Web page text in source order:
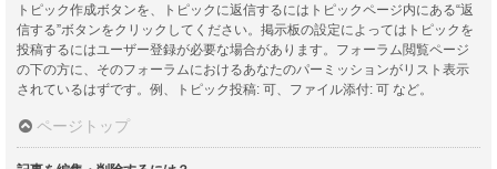
トピック作成ボタンを、トピックに返信するにはトピックページ内にある“返
信する”ボタンをクリックしてください。掲示板の設定によってはトピックを
投稿するにはユーザー登録が必要な場合があります。フォーラム閲覧ページ
の下の方に、そのフォーラムにおけるあなたのパーミッションがリスト表示
されているはずです。例、トピック投稿: 可、ファイル添付: 可 など。
ページトップ